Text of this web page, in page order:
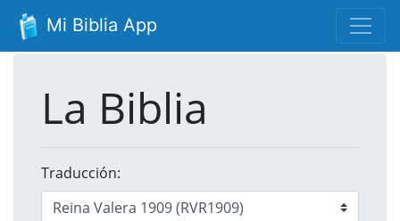
Mi Biblia App
La Biblia
Traducción: